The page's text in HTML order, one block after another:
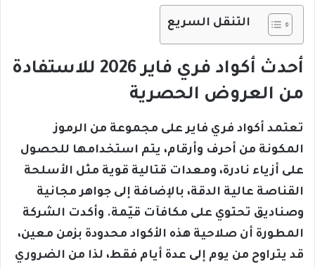
التنقل السريع
أحدث أكواد فري فاير 2026 للاستفادة
من العروض الحصرية
تعتمد أكواد فري فاير على مجموعة من الرموز
المكونة من أحرف وأرقام، يتم استخدامها للحصول
على أزياء نادرة، ومعدات قتالية قوية مثل الأسلحة
القناصة عالية الدقة، بالإضافة إلى جواهر مجانية
وصناديق تحتوي على مكافآت قيّمة. وأكدت الشركة
المطورة أن صلاحية هذه الأكواد محدودة بزمن معين،
قد يتراوح من يوم إلى عدة أيام فقط، لذا من الضروري